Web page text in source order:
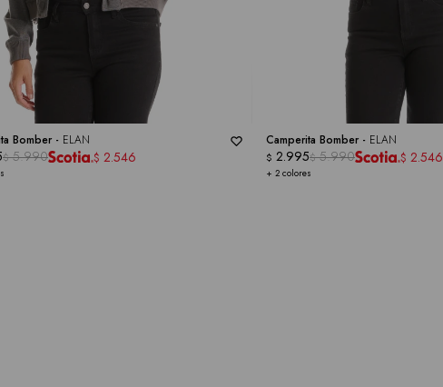
Bomber - ELAN
$ 5.990 $ 2.546
Camperita Bomber - ELAN
+ 2 colores
$ 2.995$ 5.990 $ 2.546